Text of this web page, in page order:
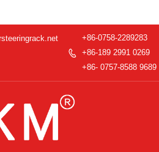

+86-0758-2289283
+86-189 2991 0269
+86- 0757-8588 9689